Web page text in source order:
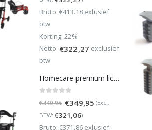
Bruto: €413.18 exlusief
btw
Korting: 22%
Netto: €322,27 exclusief
btw
€449,95 Oorspronkelijke
prijs
was:
€349,95 Huidige
(Excl.
BTW: €321,06)
Bruto: €371.86 exlusief